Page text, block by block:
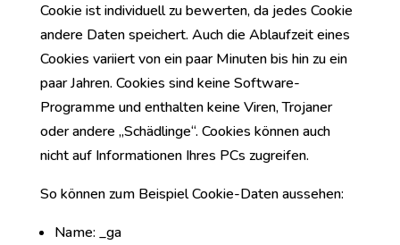
Cookie ist individuell zu bewerten, da jedes Cookie
andere Daten speichert. Auch die Ablaufzeit eines
Cookies variiert von ein paar Minuten bis hin zu ein
paar Jahren. Cookies sind keine Software-
Programme und enthalten keine Viren, Trojaner
oder andere „Schädlinge“. Cookies können auch
nicht auf Informationen Ihres PCs zugreifen.
So können zum Beispiel Cookie-Daten aussehen:
Name: _ga